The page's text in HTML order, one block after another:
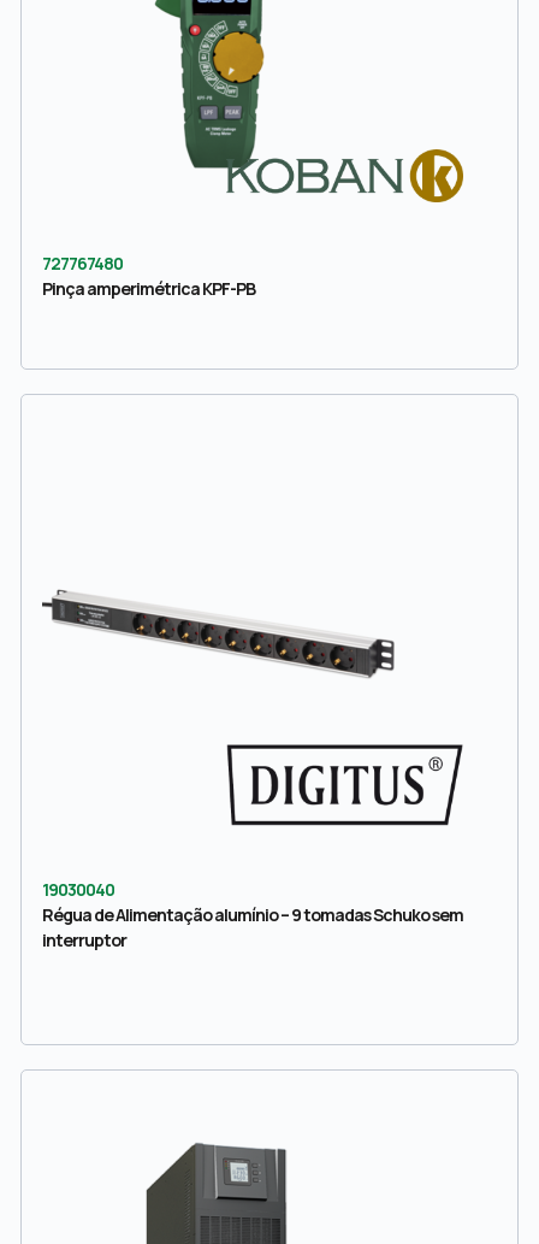
727767480
Pinça amperimétrica KPF-PB
19030040
Régua de Alimentação alumínio – 9 tomadas Schuko sem
interruptor